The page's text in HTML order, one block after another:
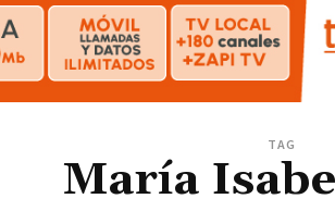
TAG
María